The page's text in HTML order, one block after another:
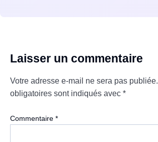
Laisser un commentaire
Votre adresse e-mail ne sera pas publiée.
obligatoires sont indiqués avec *
Commentaire *